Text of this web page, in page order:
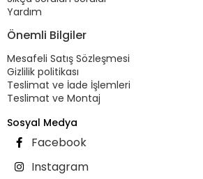
Yardım
Önemli Bilgiler
Mesafeli Satış Sözleşmesi
Gizlilik politikası
Teslimat ve İade İşlemleri
Teslimat ve Montaj
Sosyal Medya
Facebook
Instagram